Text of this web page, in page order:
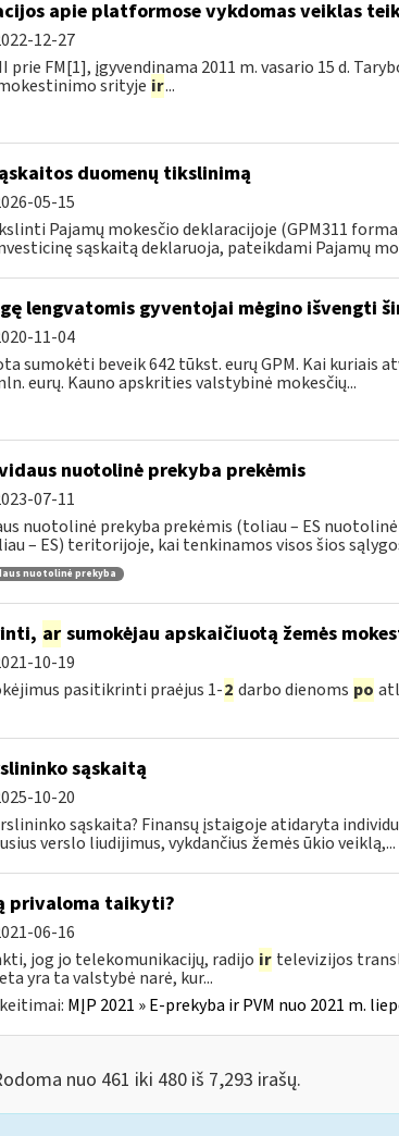
apie platformose vykdomas veiklas
12-27
prie FM[1], įgyvendinama 2011 m. vasario 15 d.
srityje ir...
duomenų tikslinimą
05-15
Pajamų mokesčio deklaracijoje (GPM311
sąskaitą deklaruoja, pateikdami Pajamų
lengvatomis gyventojai mėgino išvengti
11-04
sumokėti beveik 642 tūkst. eurų GPM. Kai kuriais
eurų. Kauno apskrities valstybinė mokesčių...
nuotolinė prekyba prekėmis
07-11
nuotolinė prekyba prekėmis (toliau – ES
– ES) teritorijoje, kai tenkinamos visos šios
nuotolinė prekyba
arsumokėjau apskaičiuotą žemės
10-19
pasitikrinti praėjus 1-2 darbo dienoms po
sąskaitą
10-20
sąskaita? Finansų įstaigoje atidaryta
verslo liudijimus, vykdančius žemės ūkio veiklą,...
privaloma taikyti?
06-16
jog jo telekomunikacijų, radijo ir televizijos
yra ta valstybė narė, kur...
MĮP 2021 » E-prekyba ir PVM nuo 2021 m.
nuo 461 iki 480 iš 7,293 irašų.